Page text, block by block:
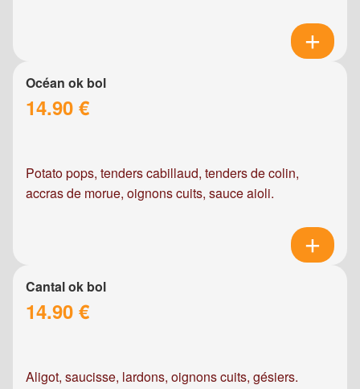
Océan ok bol
14.90 €
Potato pops, tenders cabillaud, tenders de colin,
accras de morue, oignons cuits, sauce aioli.
Cantal ok bol
14.90 €
Aligot, saucisse, lardons, oignons cuits, gésiers.